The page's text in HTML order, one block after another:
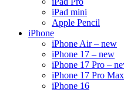
iPad mini
Apple Pencil
iPhone
iPhone Air – new
iPhone 17 – new
iPhone 17 Pro –
iPhone 17 Pro
iPhone 16